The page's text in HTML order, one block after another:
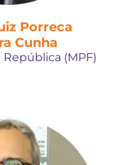
Porreca
Cunha
(MPF)